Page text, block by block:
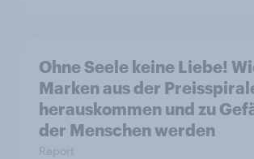
Ohne Seele keine Liebe!
Marken aus der
herauskommen und zu
der Menschen werden
Report